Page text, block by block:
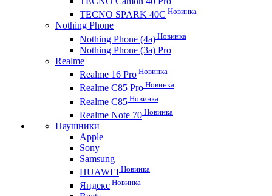
TECNO SPARK 40C Новинка
Nothing Phone
Nothing Phone (4a) Новинка
Nothing Phone (3a) Pro
Realme
Realme 16 Pro Новинка
Realme C85 Pro Новинка
Realme C85 Новинка
Realme Note 70 Новинка
Наушники
Apple
Sony
Samsung
HUAWEI Новинка
Яндекс Новинка